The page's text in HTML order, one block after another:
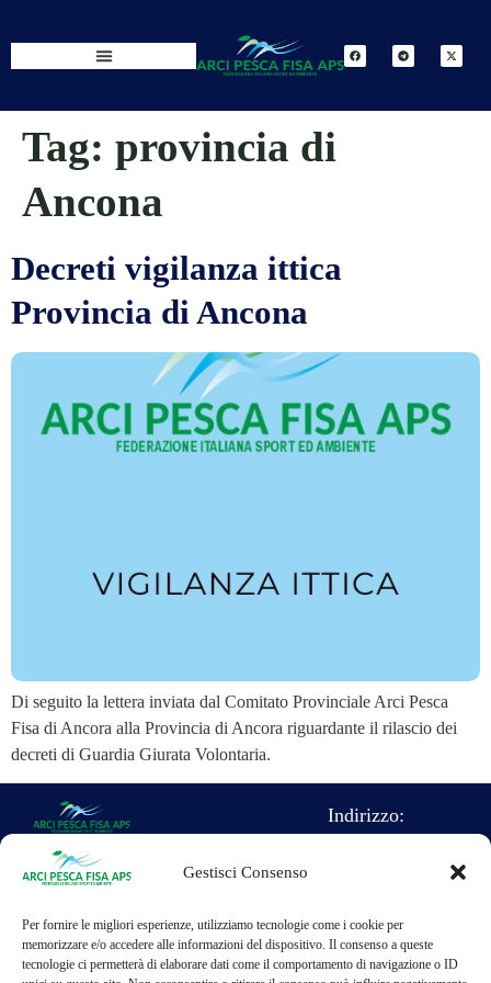
Gestisci Consenso
Per fornire le migliori esperienze, utilizziamo tecnologie come i cookie per
memorizzare e/o accedere alle informazioni del dispositivo. Il consenso a queste
tecnologie ci permetterà di elaborare dati come il comportamento di navigazione o ID
Tag: provincia di
Ancona
Decreti vigilanza ittica
Provincia di Ancona
Di seguito la lettera inviata dal Comitato Provinciale Arci Pesca
Fisa di Ancora alla Provincia di Ancora riguardante il rilascio dei
decreti di Guardia Giurata Volontaria.
Telefono:
06-93578515
Indirizzo:
Nazionale Arci
c/o sede nazionale
dell'ARCI Caccia